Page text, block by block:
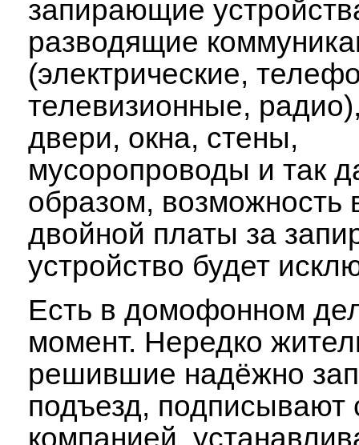
запирающие
разводящие
(электрические,
телевизионные,
двери, окна, стены,
мусоропроводы и так
образом, возможность
двойной платы за
устройство будет
Есть в домофонном
момент. Нередко
решившие надёжно
подъезд, подписывают
компанией,